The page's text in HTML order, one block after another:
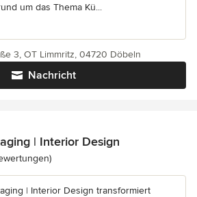
um das Thema Kü...
Nachricht
3, OT Limmritz, 04720 Döbeln
| Interior Design
5 von 5 Sternen
| Interior Design transformiert